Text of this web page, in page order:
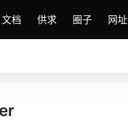
文档 供求 圈子 网址